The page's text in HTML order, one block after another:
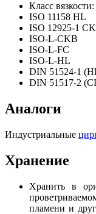
Класс
ISO 11158 HL
ISO 12925-1
ISO-L-CKB
ISO-L-FC
ISO-L-HL
DIN 51524-1
DIN 51517-2
Аналоги
Индустриальные
Хранение
Хранить в
пламени и